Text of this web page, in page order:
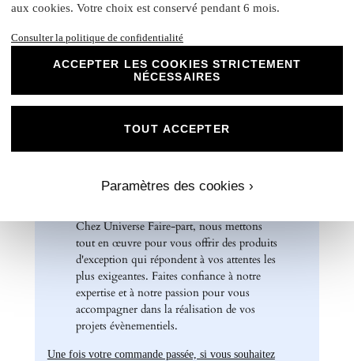
Rond collant: 4 cm
Notre papier Mat Supérieur sont le choix
parfait pour des faire-part de mariage, des
invitations d'anniversaire, des cartes de
remerciements et bien plus encore. Optez
pour ce papier de haute qualité pour un
marquera l'élégance de vos évènements
spéciaux. Laissez libre cours à votre
Supérieur pour créer des souvenirs uniques
Chez Universe Faire-part, nous mettons
tout en œuvre pour vous offrir des produits
d'exception qui répondent à vos attentes les
plus exigeantes. Faites confiance à notre
expertise et à notre passion pour vous
accompagner dans la réalisation de vos
projets évènementiels.
Une fois votre commande passée, si vous souhaitez
aux cookies. Votre choix est conservé pendant 6 mois.
Consulter la politique de confidentialité
ACCEPTER LES COOKIES STRICTEMENT
NÉCESSAIRES
Paramètres des cookies ›
TOUT ACCEPTER